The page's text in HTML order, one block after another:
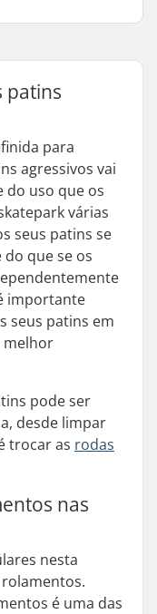
patins
para
agressivos vai
do uso que os
várias
seus patins se
que se os
importante
seus patins em
melhor
pode ser
desde limpar
trocar as rodas
nas
nesta
é uma das